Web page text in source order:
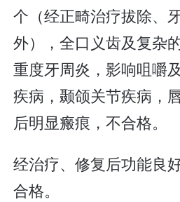
个（经正畸治疗拔除、
外），全口义齿及复杂
重度牙周炎，影响咀嚼
疾病，颞颌关节疾病，
后明显瘢痕，不合格。
经治疗、修复后功能良
合格。